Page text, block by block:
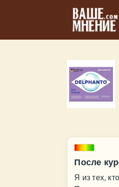
После
Я из тех,